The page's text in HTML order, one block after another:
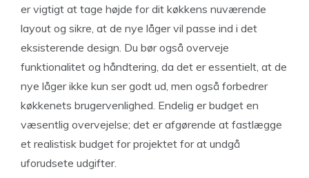
er vigtigt at tage højde for dit køkkens nuværende
layout og sikre, at de nye låger vil passe ind i det
eksisterende design. Du bør også overveje
funktionalitet og håndtering, da det er essentielt, at de
nye låger ikke kun ser godt ud, men også forbedrer
køkkenets brugervenlighed. Endelig er budget en
væsentlig overvejelse; det er afgørende at fastlægge
et realistisk budget for projektet for at undgå
uforudsete udgifter.